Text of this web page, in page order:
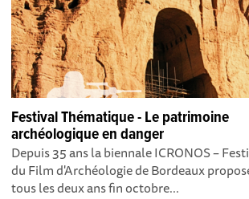
Festival Thématique - Le patrimoine
archéologique en danger
Depuis 35 ans la biennale ICRONOS –
du Film d'Archéologie de Bordeaux
tous les deux ans fin octobre...